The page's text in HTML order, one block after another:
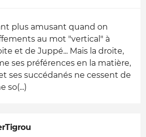
plus amusant quand on
au mot "vertical" à
et de Juppé... Mais la droite,
ses préférences en la matière,
ses succédanés ne cessent de
so(...)